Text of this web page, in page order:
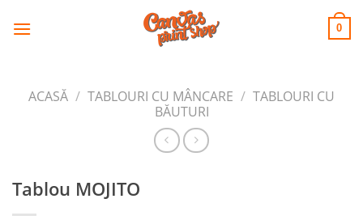
CANVAS
PRINT SHOP 0
ACASĂ / TABLOURI CU MÂNCARE / TABLOURI CU
BĂUTURI
Tablou MOJITO